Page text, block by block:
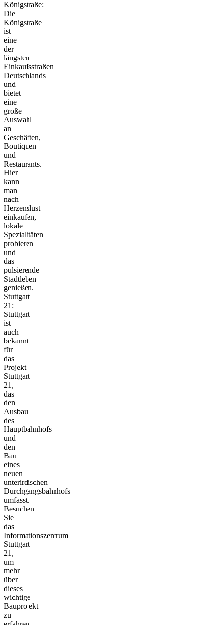
Königstraße:
Die
Königstraße
ist
eine
der
längsten
Einkaufsstraßen
Deutschlands
und
bietet
eine
große
Auswahl
an
Geschäften,
Boutiquen
und
Restaurants.
Hier
kann
man
nach
Herzenslust
einkaufen,
lokale
Spezialitäten
probieren
und
das
pulsierende
Stadtleben
genießen.
Stuttgart
21:
Stuttgart
ist
auch
bekannt
für
das
Projekt
Stuttgart
21,
das
den
Ausbau
des
Hauptbahnhofs
und
den
Bau
eines
neuen
unterirdischen
Durchgangsbahnhofs
umfasst.
Besuchen
Sie
das
Informationszentrum
Stuttgart
21,
um
mehr
über
dieses
wichtige
Bauprojekt
zu